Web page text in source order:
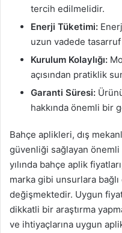
tercih edilmelidir.
Enerji Tüketimi:
uzun vadede tasarruf
Kurulum Kolaylığı:
açısından pratiklik
Garanti Süresi:
hakkında önemli bir
Bahçe aplikleri, dış
güvenliği sağlayan önemli
yılında bahçe aplik
marka gibi unsurlara
değişmektedir. Uygun
dikkatli bir araştırma
ve ihtiyaçlarına uygun